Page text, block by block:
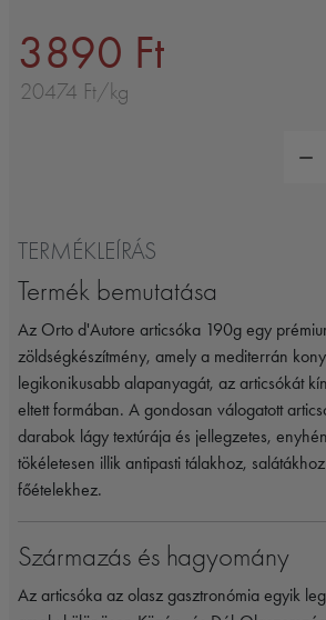
3890 Ft
20474 Ft/kg
TERMÉKLEÍRÁS
Termék bemutatása
Az Orto d'Autore articsóka 190g egy
zöldségkészítmény, amely a mediterrán
legikonikusabb alapanyagát, az articsókát
eltett formában. A gondosan válogatott
darabok lágy textúrája és jellegzetes,
tökéletesen illik antipasti tálakhoz,
főételekhez.
Származás és hagyomány
Az articsóka az olasz gasztronómia egyik